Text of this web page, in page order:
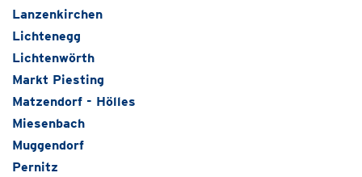
Lanzenkirchen
Lichtenegg
Lichtenwörth
Markt Piesting
Matzendorf - Hölles
Miesenbach
Muggendorf
Pernitz